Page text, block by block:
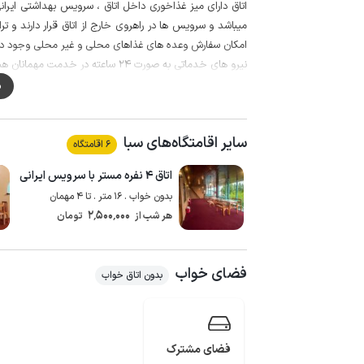
اتاق دارای میز غذاخوری داخل اتاق ، سرویس بهداشتی
میباشد و سرویس ها در راهروی خارج از اتاق قرار
امکان سفارش وعده های غذاهای محلی و غیر محلی وجود
نیرو های خدماتی به صورت 24 ساعته در خدمت مهمانان هستند.
قابل ذکر است در این مجموعه اقامتی امکان سوارکاری با
این بوم گردی در منطقه لفور سوادکوه واقع شده که از
آبشار زال ، هفت آبشار ترکمن ، غار اسپهبد خورشید ،
شورمست ، ییلاق زیبای آلاشت ، پارک جنگلی جوارم و . . .
همچنین می توانید با حدود 5
های مدار بسته نصب شده است. همچنین حدود 50 متر مسیر منتهی به اقامتگاه به صورت خاکی با دسترسی راحت است.
سایر اقامتگاه‌های سبا 6 اقامتگاه
اتاق ۴ نفره مستر با سرویس ایرانی
بدون خواب . 16 متر . تا 4 مهمان
هر شب از 2٬500٬000 تومان
فضای خواب بدون اتاق خواب
فضای مشترک